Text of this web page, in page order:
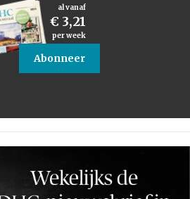
al vanaf
€ 3,21
per week
Abonneer